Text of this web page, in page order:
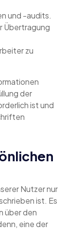
und -audits.
Übertragung
zu
der
ist und
Nutzer nur
ist. Es
über den
eine der